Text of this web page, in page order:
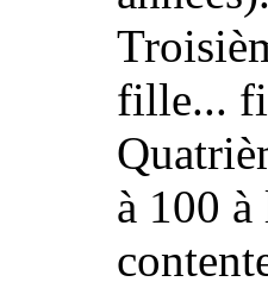
fille...
à 100